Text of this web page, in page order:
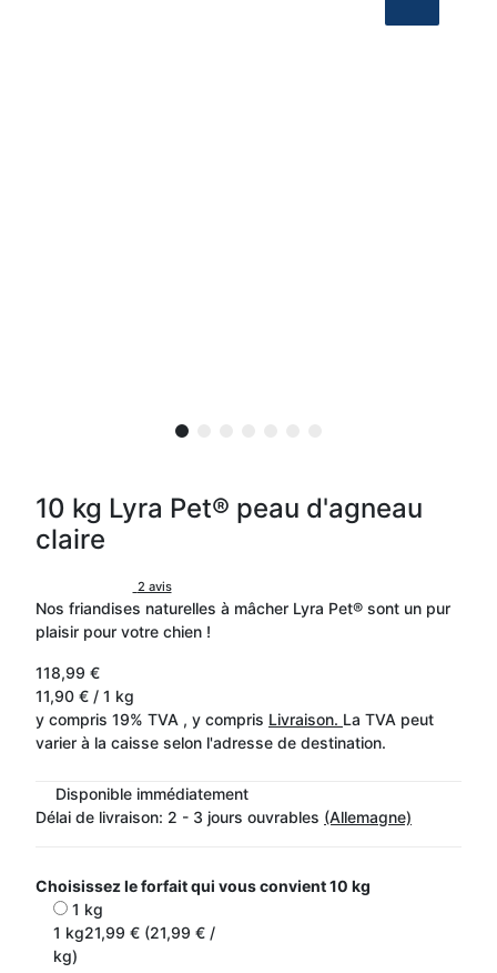
10 kg Lyra Pet® peau d'agneau
claire
2 avis
Nos friandises naturelles à mâcher Lyra Pet® sont un pur
plaisir pour votre chien !
118,99 €
11,90 € / 1 kg
y compris 19% TVA , y compris Livraison. La TVA peut
varier à la caisse selon l'adresse de destination.
Disponible immédiatement
Délai de livraison: 2 - 3 jours ouvrables (Allemagne)
Choisissez le forfait qui vous convient10 kg
1 kg
1 kg21,99 € (21,99 € /
kg)